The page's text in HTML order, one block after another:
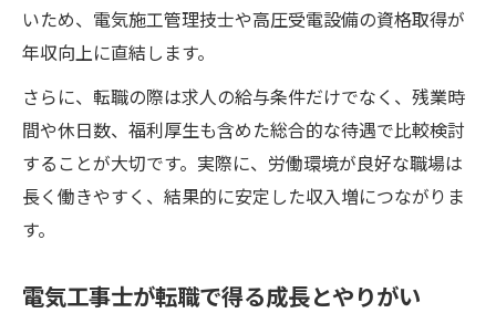
いため、電気施工管理技士や高圧受電設備の資格取得が
年収向上に直結します。
さらに、転職の際は求人の給与条件だけでなく、残業時
間や休日数、福利厚生も含めた総合的な待遇で比較検討
することが大切です。実際に、労働環境が良好な職場は
長く働きやすく、結果的に安定した収入増につながりま
す。
電気工事士が転職で得る成長とやりがい